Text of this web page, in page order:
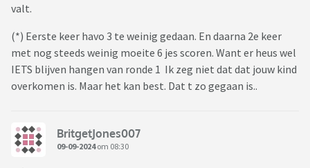
valt.
(*) Eerste keer havo 3 te weinig gedaan. En daarna 2e keer
met nog steeds weinig moeite 6 jes scoren. Want er heus wel
IETS blijven hangen van ronde 1 Ik zeg niet dat dat jouw kind
overkomen is. Maar het kan best. Dat t zo gegaan is..
BritgetJones007
09-09-2024om 08:30